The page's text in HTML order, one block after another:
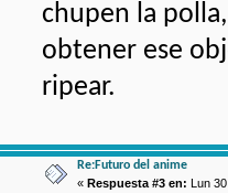
chupen la
obtener ese
ripear.
Re:Futuro del anime
« Respuesta #3 en: Lun